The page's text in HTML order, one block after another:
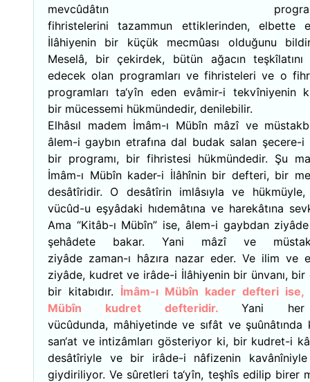
mevcûdâtın
fihristelerini tazammun ettiklerinden, elbette
İlâhiyenin bir küçük mecmûası olduğunu
Meselâ, bir çekirdek, bütün ağacın teşkîlatını
edecek olan programları ve fihristeleri ve o
programları ta‘yîn eden evâmir-i tekvîniyenin
bir mücessemi hükmündedir, denilebilir.
Elhâsıl madem İmâm-ı Mübîn mâzî ve
âlem-i gaybın etrafına dal budak salan şecere-i
bir programı, bir fihristesi hükmündedir. Şu
İmâm-ı Mübîn kader-i İlâhînin bir defteri, bir
desâtîridir. O desâtîrin imlâsıyla ve
vücûd-u eşyâdaki hıdemâtına ve harekâtına
Ama “Kitâb-ı Mübîn” ise, âlem-i gaybdan
şehâdete bakar. Yani mâzî ve
ziyâde zaman-ı hâzıra nazar eder. Ve ilim ve
ziyâde, kudret ve irâde-i İlâhiyenin bir ünvanı,
bir kitabıdır. İmâm-ı Mübîn kader defteri ise,
Mübîn kudret defteridir. Yani
vücûdunda, mâhiyetinde ve sıfât ve şuûnâtında
san‘at ve intizâmları gösteriyor ki, bir kudret-i
desâtîriyle ve bir irâde-i nâfizenin
giydiriliyor. Ve sûretleri ta‘yîn, teşhîs edilip birer